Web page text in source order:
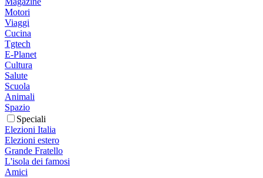
Motori
Viaggi
Cucina
Tgtech
E-Planet
Cultura
Salute
Scuola
Animali
Spazio
Speciali
Elezioni Italia
Elezioni estero
Grande Fratello
L'isola dei famosi
Amici